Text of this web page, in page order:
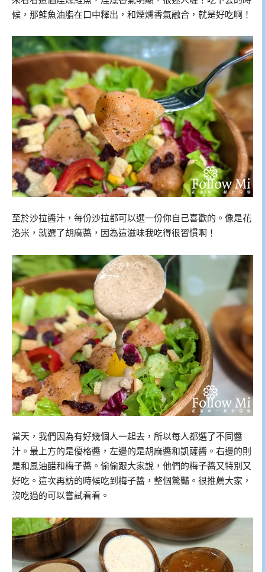
候，那鮭魚油脂在口中釋出，和煙燻香氣融合，就是好吃啊！
至於沙拉醬汁，每份沙拉都可以選一份你自己喜歡的。像是花
洛米，就選了胡麻醬，因為這滋味我吃得很習慣啊！
當天，我們因為有好幾個人一起去，所以每人都選了不同醬
汁。最上方的是優格醬，左邊的是胡麻醬和凱薩醬。右邊的則
是和風油醋和梅子醬。偷偷跟大家說，他們的梅子醬又特別又
好吃。這次再訪的時候吃到梅子醬，整個驚豔。很推薦大家，
沒吃過的可以嘗試看看。